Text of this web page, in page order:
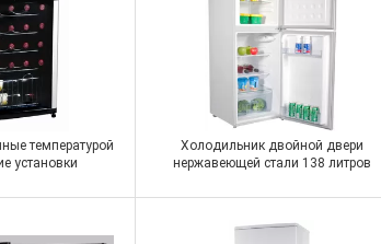
температурой
установки
Холодильник двойной двери
нержавеющей стали 138 литров
холодильнику